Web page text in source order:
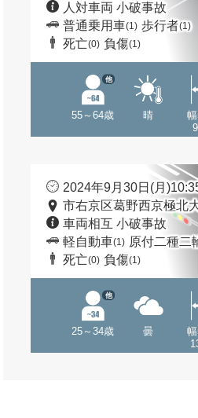
人対車両 小破事故
普通乗用車(1) 歩行者(1)
死亡(0) 負傷(1)
55～64歳
他
晴
2024年9月30日(月
市右京区葛野西京極北
車両相互 小破事故
軽自動車(1) 原付二種二
死亡(0) 負傷(1)
25～34歳
他
曇